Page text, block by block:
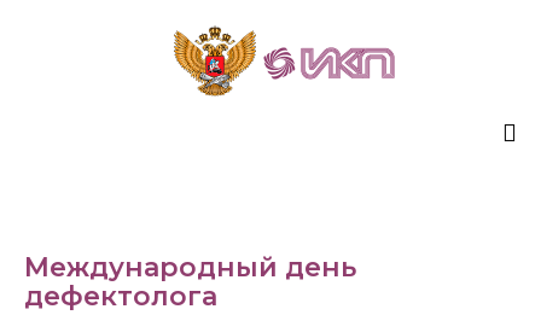
Международный день
дефектолога